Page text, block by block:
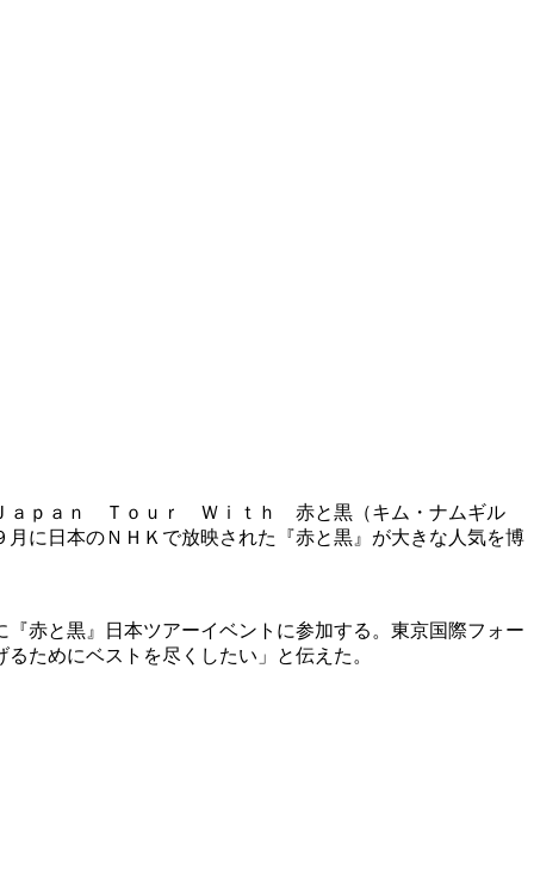
ａｐａｎ Ｔｏｕｒ Ｗｉｔｈ 赤と黒（キム・ナムギル
に日本のＮＨＫで放映された『赤と黒』が大きな人気を博
赤と黒』日本ツアーイベントに参加する。東京国際フォー
ためにベストを尽くしたい」と伝えた。